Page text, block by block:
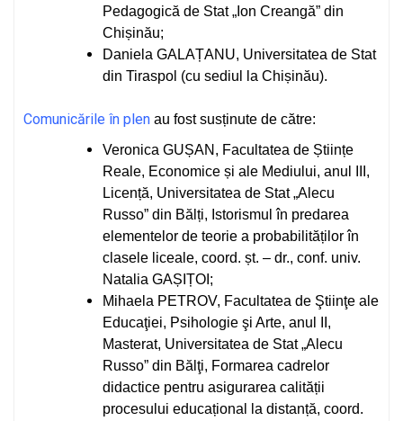
Pedagogică de Stat „Ion Creangă” din
Chișinău;
Daniela GALAȚANU, Universitatea de Stat
din Tiraspol (cu sediul la Chișinău).
Comunicările în plen au fost susținute de către:
Veronica GUȘAN, Facultatea de Științe
Reale, Economice și ale Mediului, anul III,
Licență, Universitatea de Stat „Alecu
Russo” din Bălți, Istorismul în predarea
elementelor de teorie a probabilităților în
clasele liceale, coord. șt. – dr., conf. univ.
Natalia GAȘIȚOI;
Mihaela PETROV, Facultatea de Ştiinţe ale
Educaţiei, Psihologie şi Arte, anul II,
Masterat, Universitatea de Stat „Alecu
Russo” din Bălţi, Formarea cadrelor
didactice pentru asigurarea calității
procesului educațional la distanță, coord.